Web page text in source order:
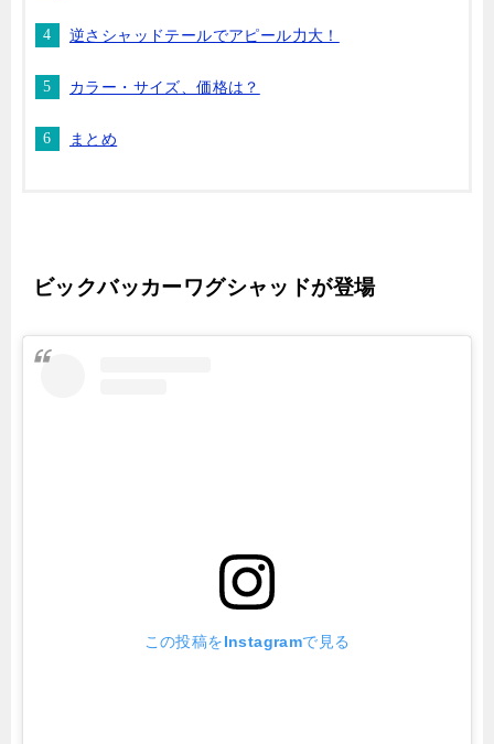
逆さシャッドテールでアピール力大！
カラー・サイズ、価格は？
まとめ
ビックバッカーワグシャッドが登場
この投稿をInstagramで見る